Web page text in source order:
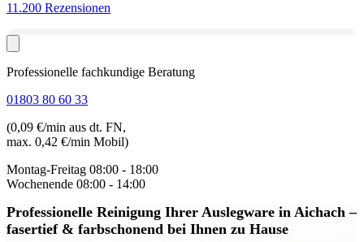
11.200 Rezensionen
Professionelle fachkundige Beratung
01803 80 60 33
(0,09 €/min aus dt. FN,
max. 0,42 €/min Mobil)
Montag-Freitag 08:00 - 18:00
Wochenende 08:00 - 14:00
Professionelle Reinigung Ihrer Auslegware in Aichach–
fasertief & farbschonend bei Ihnen zu Hause